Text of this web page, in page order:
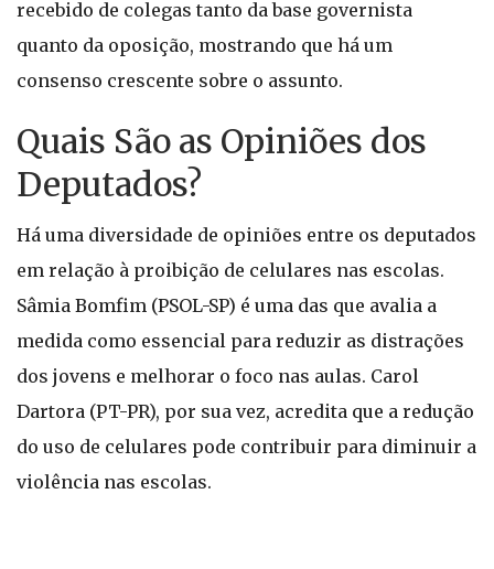
recebido de colegas tanto da base governista
quanto da oposição, mostrando que há um
consenso crescente sobre o assunto.
Quais São as Opiniões dos
Deputados?
Há uma diversidade de opiniões entre os deputados
em relação à proibição de celulares nas escolas.
Sâmia Bomfim (PSOL-SP) é uma das que avalia a
medida como essencial para reduzir as distrações
dos jovens e melhorar o foco nas aulas. Carol
Dartora (PT-PR), por sua vez, acredita que a redução
do uso de celulares pode contribuir para diminuir a
violência nas escolas.